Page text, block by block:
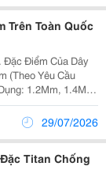
Trên Toàn Quốc
10-25Kg/Cuộn, 50-250Kg/Thùng. 2. Thành Phần Cơ...
29/07/2026
Titan Chống